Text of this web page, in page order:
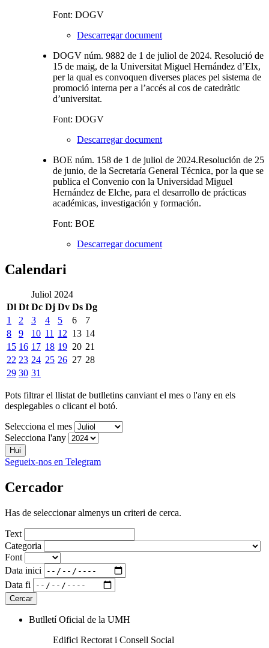
Font: DOGV
Descarregar document
DOGV núm. 9882 de 1 de juliol de 2024. Resolució de
15 de maig, de la Universitat Miguel Hernández d’Elx,
per la qual es convoquen diverses places pel sistema de
promoció interna per a l’accés al cos de catedràtic
d’universitat.
Font: DOGV
Descarregar document
BOE núm. 158 de 1 de juliol de 2024.Resolución de 25
de junio, de la Secretaría General Técnica, por la que se
publica el Convenio con la Universidad Miguel
Hernández de Elche, para el desarrollo de prácticas
académicas, investigación y formación.
Font: BOE
Descarregar document
Calendari
Juliol 2024
Dl Dt Dc Dj Dv Ds Dg
1
2 3 4 5 6
7
8
9 10 11 12 13 14
15 16 17 18 19 20 21
22 23 24 25 26 27 28
29 30 31
Pots filtrar el llistat de butlletins canviant el mes o l'any en els
desplegables o clicant el botó.
Selecciona el mes
Selecciona l'any
Hui
Segueix-nos en Telegram
Cercador
Has de seleccionar almenys un criteri de cerca.
Text
Categoria
Font
Data inici
Data fi
Butlletí Oficial de la UMH
Edifici Rectorat i Consell Social